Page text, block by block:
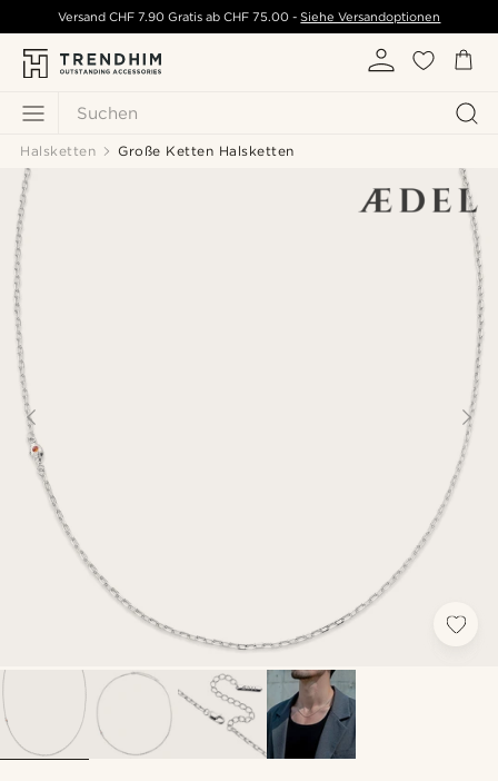
Suchen
Versand CHF 7.90 Gratis ab CHF 75.00 - Siehe Versandoptionen
Halsketten Große Ketten Halsketten